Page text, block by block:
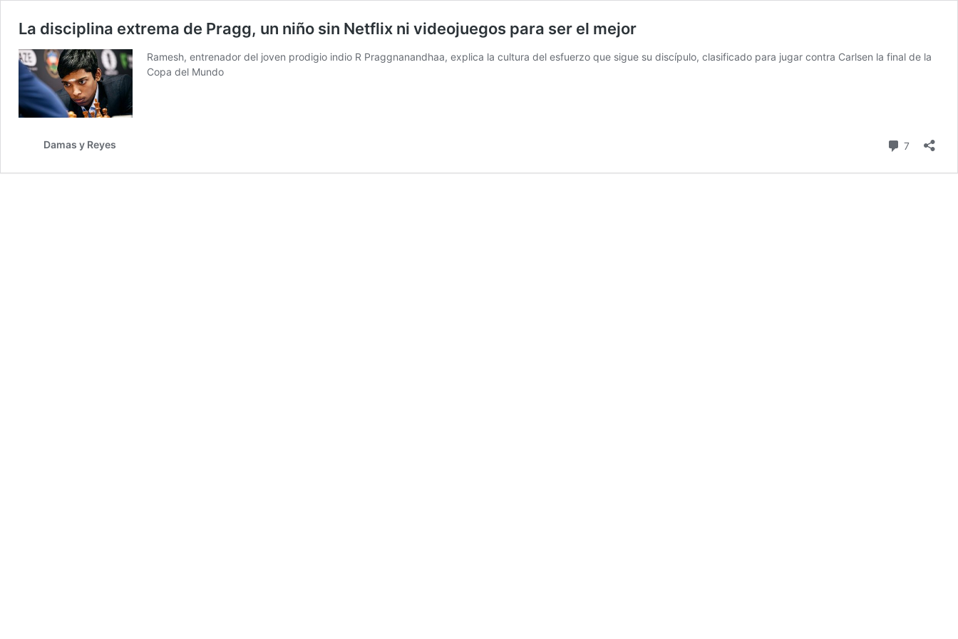
La disciplina extrema de Pragg, un niño sin Netflix ni videojuegos para ser el mejor
Ramesh, entrenador del joven prodigio indio R Praggnanandhaa, explica la cultura del esfuerzo que sigue su discípulo, clasificado para jugar contra Carlsen la final de la
Copa del Mundo
Damas y Reyes 7